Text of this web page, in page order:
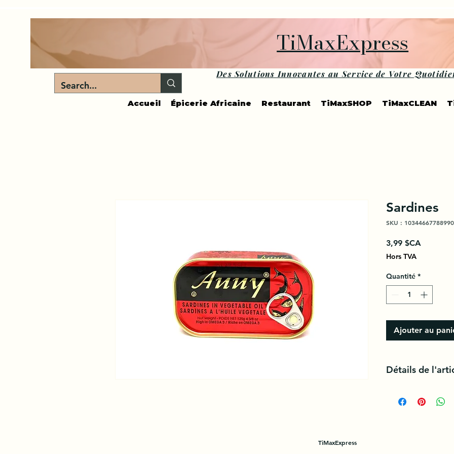
TiMaxExpress
Des Solutions Innovantes au Service de Votre
Accueil Épicerie Africaine Restaurant TiMaxSHOP TiMaxCLEAN
Sardines
SKU : 10344667788990
3,99 $CA
Hors TVA
Quantité *
Ajouter au
Détails de
éviscérées et
TiMaxExpress